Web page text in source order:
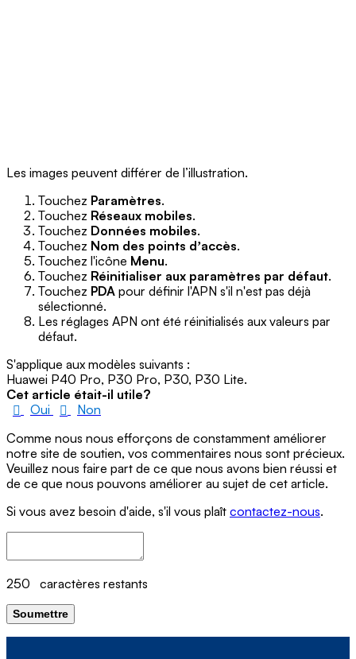
Les images peuvent différer de l’illustration.
Touchez Paramètres.
Touchez Réseaux mobiles.
Touchez Données mobiles.
Touchez Nom des points dʼaccès.
Touchez l'icône Menu.
Touchez Réinitialiser aux paramètres par défaut.
Touchez PDA pour définir l'APN s'il n'est pas déjà
sélectionné.
Les réglages APN ont été réinitialisés aux valeurs par
défaut.
S'applique aux modèles suivants :
Huawei P40 Pro, P30 Pro, P30, P30 Lite.
Cet article était-il utile?
Oui
Non
Comme nous nous efforçons de constamment améliorer
notre site de soutien, vos commentaires nous sont précieux.
Veuillez nous faire part de ce que nous avons bien réussi et
de ce que nous pouvons améliorer au sujet de cet article.
Si vous avez besoin d'aide, s'il vous plaît contactez-nous.
250 caractères restants
Soumettre